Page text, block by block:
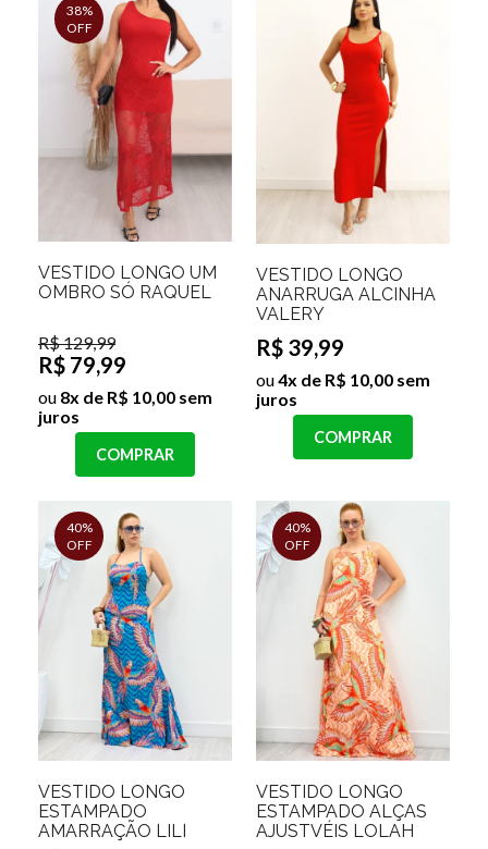
38%
OFF
VESTIDO LONGO UM
OMBRO SÓ RAQUEL
R$ 129,99
R$ 79,99
ou 8x de R$ 10,00 sem
juros
COMPRAR
VESTIDO LONGO
ANARRUGA ALCINHA
VALERY
R$ 39,99
ou4x de R$ 10,00 sem
juros
COMPRAR
40%
OFF
VESTIDO LONGO
ESTAMPADO
AMARRAÇÃO LILI
40%
OFF
VESTIDO LONGO
ESTAMPADO ALÇAS
AJUSTVÉIS LOLAH